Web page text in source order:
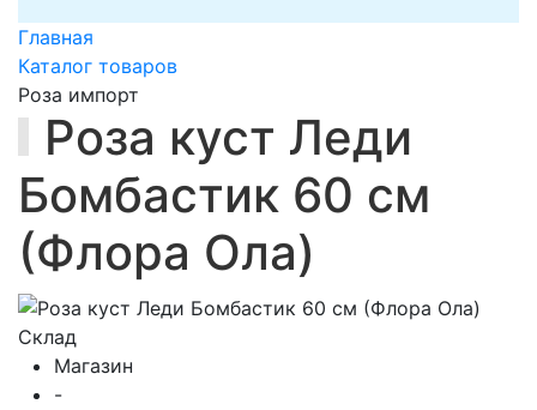
Главная
Каталог товаров
Роза импорт
Роза куст Леди
Бомбастик 60 см
(Флора Ола)
Склад
Магазин
-